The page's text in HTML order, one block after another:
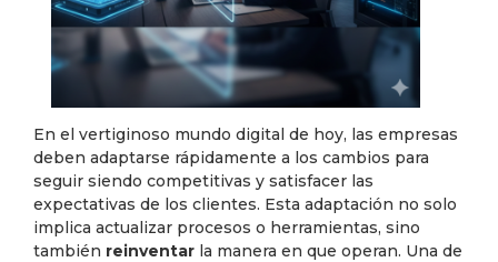
En el vertiginoso mundo digital de hoy, las empresas
deben adaptarse rápidamente a los cambios para
seguir siendo competitivas y satisfacer las
expectativas de los clientes. Esta adaptación no solo
implica actualizar procesos o herramientas, sino
también reinventar la manera en que operan. Una de